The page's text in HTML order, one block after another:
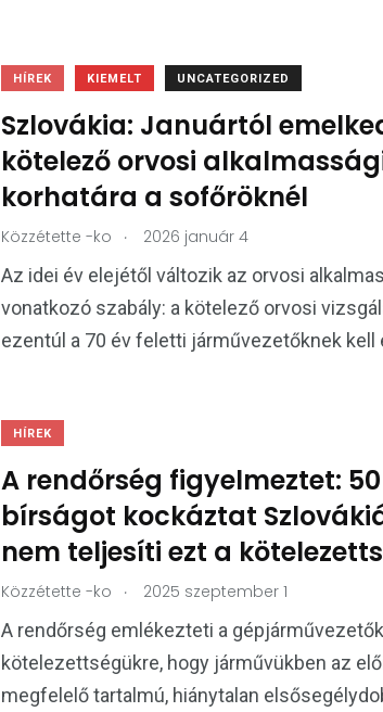
HÍREK KIEMELT UNCATEGORIZED
Szlovákia: Januártól
kötelező orvosi
korhatára a sofőröknél
Közzétette -ko . 2026 január 4
Az idei év elejétől változik az orvosi
vonatkozó szabály: a kötelező orvosi
ezentúl a 70 év feletti járművezetőknek kell
HÍREK
A rendőrség figyelmeztet:
bírságot kockáztat
nem teljesíti ezt a
Közzétette -ko . 2025 szeptember 1
A rendőrség emlékezteti a
kötelezettségükre, hogy járművükben az
megfelelő tartalmú, hiánytalan